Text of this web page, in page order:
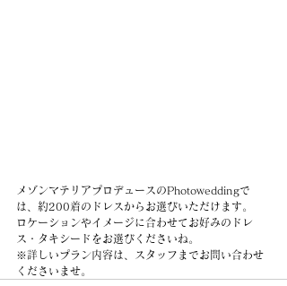
メゾンマテリアプロデュースのPhotoweddingで
は、約200着のドレスからお選びいただけます。
ロケーションやイメージに合わせてお好みのドレ
ス・タキシードをお選びくださいね。
※詳しいプラン内容は、スタッフまでお問い合わせ
くださいませ。